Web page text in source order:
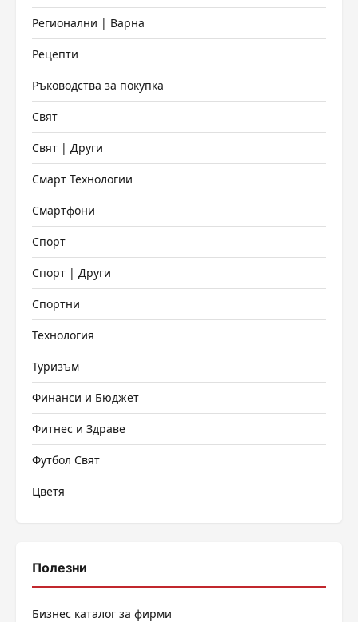
Регионални | Варна
Рецепти
Ръководства за покупка
Свят
Свят | Други
Смарт Технологии
Смартфони
Спорт
Спорт | Други
Спортни
Технология
Туризъм
Финанси и Бюджет
Фитнес и Здраве
Футбол Свят
Цветя
Полезни
Бизнес каталог за фирми